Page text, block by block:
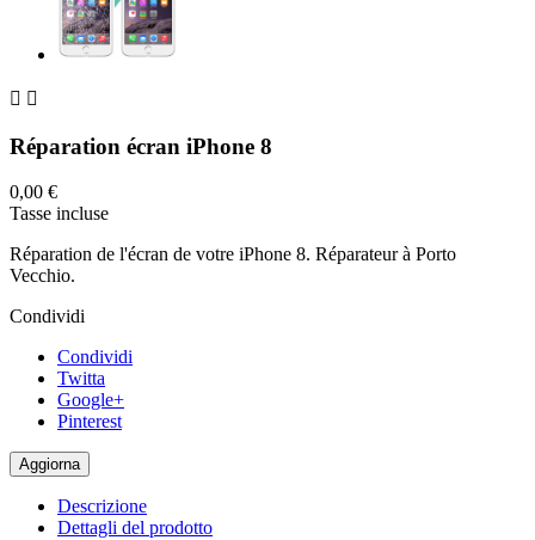
 
Réparation écran iPhone 8
0,00 €
Tasse incluse
Réparation de l'écran de votre iPhone 8. Réparateur à Porto
Vecchio.
Condividi
Condividi
Twitta
Google+
Pinterest
Descrizione
Dettagli del prodotto